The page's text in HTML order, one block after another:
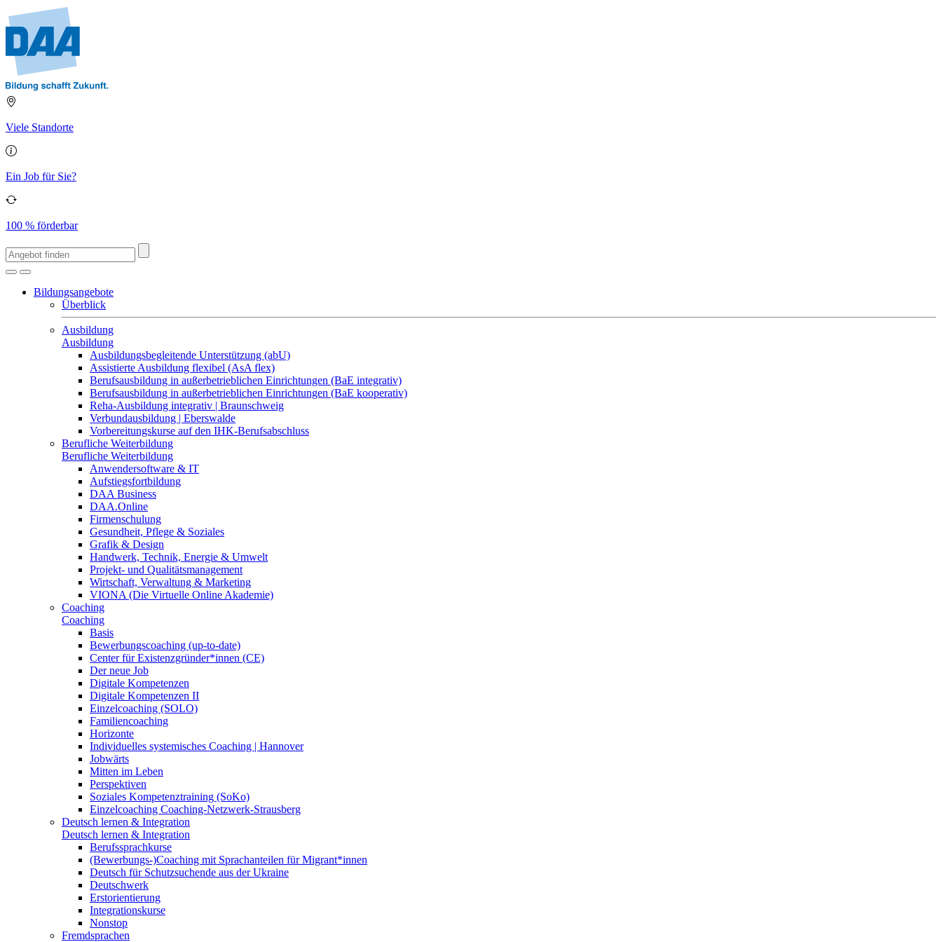
Viele Standorte
Ein Job für Sie?
100 % förderbar
Bildungsangebote
Überblick
Ausbildung
Ausbildung
Ausbildungsbegleitende Unterstützung (abU)
Assistierte Ausbildung flexibel (AsA flex)
Berufsausbildung in außerbetrieblichen Einrichtungen (BaE integrativ)
Berufsausbildung in außerbetrieblichen Einrichtungen (BaE kooperativ)
Reha-Ausbildung integrativ | Braunschweig
Verbundausbildung | Eberswalde
Vorbereitungskurse auf den IHK-Berufsabschluss
Berufliche Weiterbildung
Berufliche Weiterbildung
Anwendersoftware & IT
Aufstiegsfortbildung
DAA Business
DAA.Online
Firmenschulung
Gesundheit, Pflege & Soziales
Grafik & Design
Handwerk, Technik, Energie & Umwelt
Projekt- und Qualitätsmanagement
Wirtschaft, Verwaltung & Marketing
VIONA (Die Virtuelle Online Akademie)
Coaching
Coaching
Basis
Bewerbungscoaching (up-to-date)
Center für Existenzgründer*innen (CE)
Der neue Job
Digitale Kompetenzen
Digitale Kompetenzen II
Einzelcoaching (SOLO)
Familiencoaching
Horizonte
Individuelles systemisches Coaching | Hannover
Jobwärts
Mitten im Leben
Perspektiven
Soziales Kompetenztraining (SoKo)
Einzelcoaching Coaching-Netzwerk-Strausberg
Deutsch lernen & Integration
Deutsch lernen & Integration
Berufssprachkurse
(Bewerbungs-)Coaching mit Sprachanteilen für Migrant*innen
Deutsch für Schutzsuchende aus der Ukraine
Deutschwerk
Erstorientierung
Integrationskurse
Nonstop
Fremdsprachen